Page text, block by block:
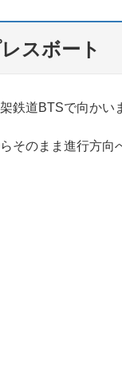
スボート
鉄道BTSで向かい
そのまま進行方